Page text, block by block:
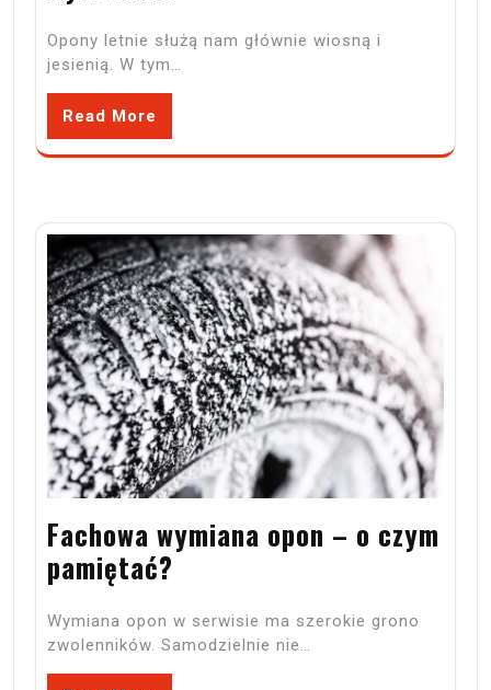
Opony letnie służą nam głównie wiosną i
jesienią. W tym…
Read More
Fachowa wymiana opon – o czym
pamiętać?
Wymiana opon w serwisie ma szerokie grono
zwolenników. Samodzielnie nie…